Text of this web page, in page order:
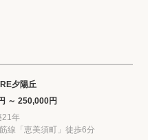
夕陽丘
～ 250,000円
21年
線「恵美須町」徒歩6分